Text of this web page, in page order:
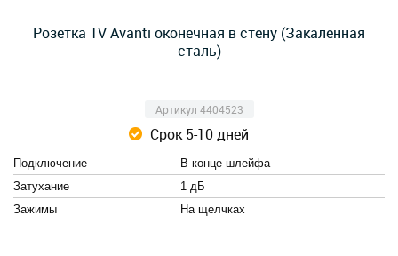
Розетка TV Avanti оконечная в стену (Закаленная
сталь)
Артикул 4404523
Срок 5-10 дней
Подключение
В конце шлейфа
Затухание
1 дБ
Зажимы
На щелчках